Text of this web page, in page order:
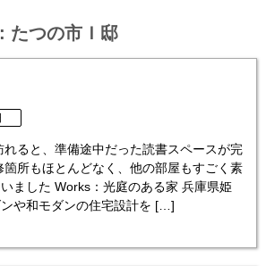
たつの市Ｉ邸
れると、準備途中だった読書スペースが完
箇所もほとんどなく、他の部屋もすごく素
ました Works：光庭のある家 兵庫県姫
や和モダンの住宅設計を […]